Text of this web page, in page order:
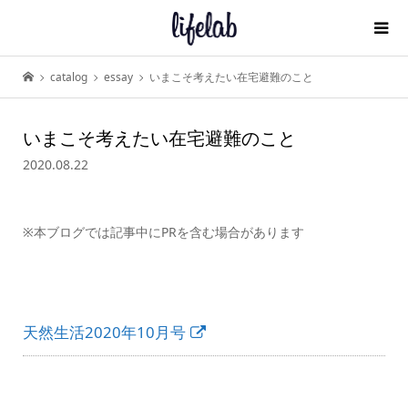
catalog essay いまこそ考えたい在宅避難のこと
いまこそ考えたい在宅避難のこと
2020.08.22
※本ブログでは記事中にPRを含む場合があります
天然生活2020年10月号